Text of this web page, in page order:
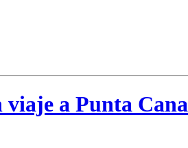
viaje a Punta Cana